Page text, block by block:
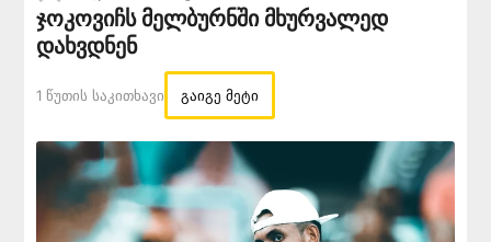
ჯოკოვიჩს მელბურნში მხურვალედ
დახვდნენ
1 Წუთის Საკითხავი გაიგე მეტი